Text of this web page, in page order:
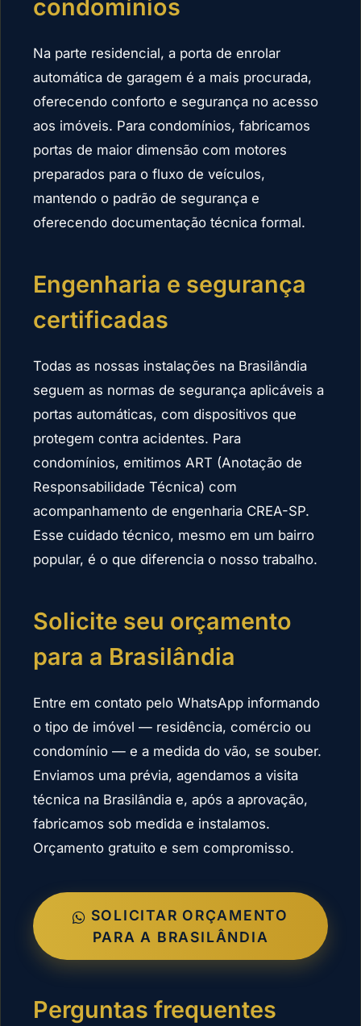
condomínios
Na parte residencial, a porta de enrolar
automática de garagem é a mais procurada,
oferecendo conforto e segurança no acesso
aos imóveis. Para condomínios, fabricamos
portas de maior dimensão com motores
preparados para o fluxo de veículos,
mantendo o padrão de segurança e
oferecendo documentação técnica formal.
Engenharia e segurança
certificadas
Todas as nossas instalações na Brasilândia
seguem as normas de segurança aplicáveis a
portas automáticas, com dispositivos que
protegem contra acidentes. Para
condomínios, emitimos ART (Anotação de
Responsabilidade Técnica) com
acompanhamento de engenharia CREA-SP.
Esse cuidado técnico, mesmo em um bairro
popular, é o que diferencia o nosso trabalho.
Solicite seu orçamento
para a Brasilândia
Entre em contato pelo WhatsApp informando
o tipo de imóvel — residência, comércio ou
condomínio — e a medida do vão, se souber.
Enviamos uma prévia, agendamos a visita
técnica na Brasilândia e, após a aprovação,
fabricamos sob medida e instalamos.
Orçamento gratuito e sem compromisso.
SOLICITAR ORÇAMENTO
PARA A BRASILÂNDIA
Perguntas frequentes